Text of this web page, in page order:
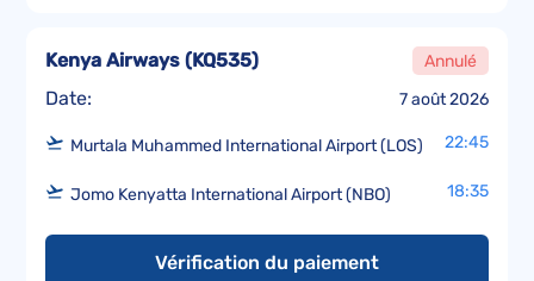
Date: 7 août 2026
Kenya Airways (KQ535) Annulé
Murtala Muhammed International Airport (LOS) 22:45
Jomo Kenyatta International Airport (NBO) 18:35
Vérification du paiement